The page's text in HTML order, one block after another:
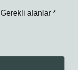
Gerekli alanlar *